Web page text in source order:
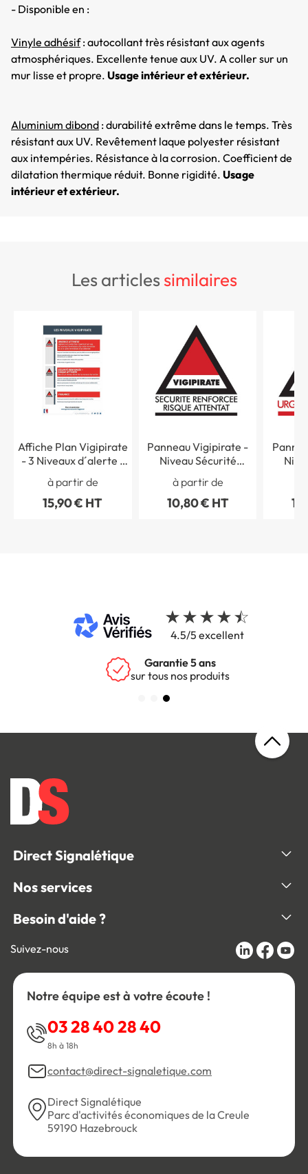
- Disponible en :
Vinyle adhésif: autocollant très résistant aux agents
atmosphériques. Excellente tenue aux UV. A coller sur un
mur lisse et propre. Usage intérieur et extérieur.
Aluminium dibond : durabilité extrême dans le temps. Très
résistant aux UV. Revêtement laque polyester résistant
aux intempéries. Résistance à la corrosion. Coefficient de
dilatation thermique réduit. Bonne rigidité. Usage
intérieur et extérieur.
les articlessimilaires
Affiche Plan Vigipirate
- 3 Niveaux d´alerte -
H 300 x L 210 mm
à partir de
15,90 € HT
Panneau Vigipirate -
Niveau Sécurité
renforcée Risque
Attentat
à partir de
10,80 € HT
4.5/5 excellent
Garantie 5 ans
sur tous nos produits
Direct Signalétique
Nos services
Besoin d'aide ?
Suivez-nous
Notre équipe est à votre écoute !
03 28 40 28 40
8h à 18h
contact@direct-signaletique.com
Direct Signalétique
Parc d'activités économiques de la Creule
59190 Hazebrouck